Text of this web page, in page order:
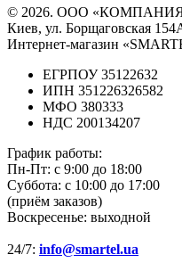
© 2026. ООО
Киев, ул. Борщаговская
Интернет-магазин
ЕГРПОУ 35122632
ИПН 351226326582
МФО 380333
НДС 200134207
График работы:
Пн-Пт: с 9:00 до 18:00
Суббота: с 10:00 до 17:00
(приём заказов)
Воскресенье: выходной
24/7: info@smartel.ua